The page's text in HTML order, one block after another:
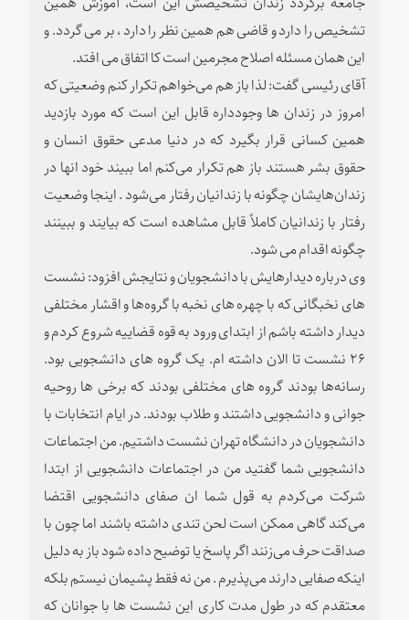
تشخیص را دارد و قاضی هم همین نظر را دارد ، بر می گردد. و
این همان مسئله اصلاح مجرمین است کا اتفاق می افتد.
آقای رئیسی گفت: لذا باز هم می‌خواهم تکرار کنم وضعیتی که
امروز در زندان ها وجودداره قابل این است که مورد بازدید
همین کسانی قرار بگیرد که در دنیا مدعی حقوق انسان و
حقوق بشر هستند باز هم تکرار می‌کنم اما ببیند خود انها در
زندان‌هایشان چگونه با زندانیان رفتار می‌شود . اینجا وضعیت
رفتار با زندانیان کاملاً قابل مشاهده است که بیایند و ببینند
چگونه اقدام می شود.
وی درباره دیدارهایش با دانشجویان و نتایجش افزود: نشست
های نخبگانی که با چهره های نخبه با گروه‌ها و اقشار مختلفی
دیدار داشته باشم از ابتدای ورود به قوه قضاییه شروع کردم و
۲۶ نشست تا الان داشته ام. یک گروه های دانشجویی بود.
رسانه‌ها بودند گروه های مختلفی بودند که برخی ها روحیه
جوانی و دانشجویی داشتند و طلاب بودند. در ایام انتخابات با
دانشجویان در دانشگاه تهران نشست داشتیم. من اجتماعات
دانشجویی شما گفتید من در اجتماعات دانشجویی از ابتدا
شرکت می‌کردم به قول شما ان صفای دانشجویی اقتضا
می‌کند گاهی ممکن است لحن تندی داشته باشند اما چون با
صداقت حرف می‌زنند اگر پاسخ یا توضیح داده شود باز به دلیل
اینکه صفایی دارند می‌پذیرم . من نه فقط پشیمان نیستم بلکه
معتقدم که در طول مدت کاری این نشست ها با جوانان که